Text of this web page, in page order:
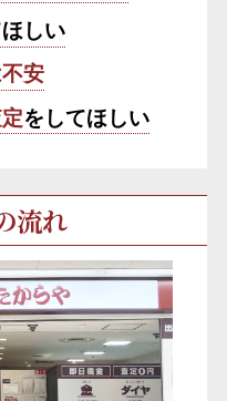
しい
安
をしてほしい
流れ